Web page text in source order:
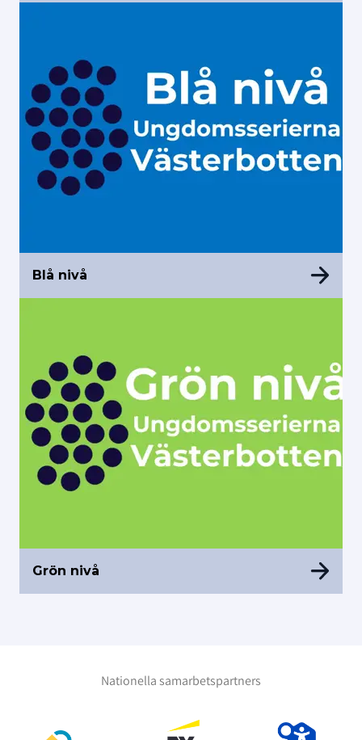
Blå nivå
Grön nivå
Nationella samarbetspartners